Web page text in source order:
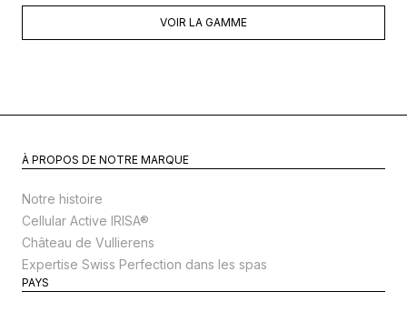
VOIR LA GAMME
À PROPOS DE NOTRE MARQUE
Notre histoire
Cellular Active IRISA®
Château de Vullierens
Expertise Swiss Perfection dans les spas
PAYS